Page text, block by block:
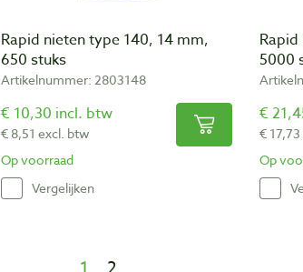
Rapid nieten type 140, 14 mm,
650 stuks
Artikelnummer: 2803148
€ 10,30 incl. btw
€ 8,51 excl. btw
Op voorraad
Vergelijken
5000
€
€
Op
1 2